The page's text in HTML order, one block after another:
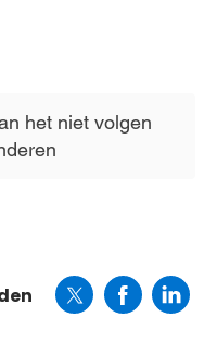
het niet volgen